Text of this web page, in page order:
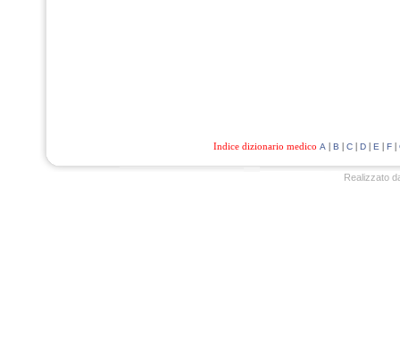
Indice dizionario medico A | B | C| D| E | F|
Realizzato